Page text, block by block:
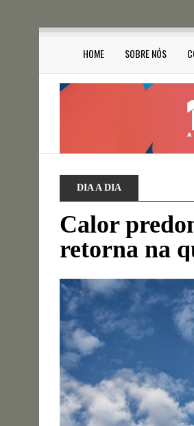
HOME SOBRE NÓS
DIA A DIA
Calor
retorna na